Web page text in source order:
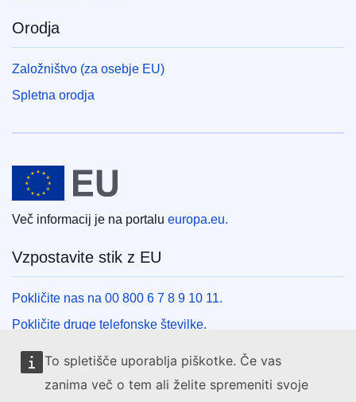
To spletišče uporablja piškotke. Če vas
zanima več o tem ali želite spremeniti svoje
Orodja
Založništvo (za osebje EU)
Spletna orodja
Evropska unija
Več informacij je na portalu europa.eu.
Vzpostavite stik z EU
Pokličite nas na 00 800 6 7 8 9 10 11.
Pokličite druge telefonske številke.
Pišite nam s kontaktnim obrazcem.
Obiščite nas v enem od centrov EU.